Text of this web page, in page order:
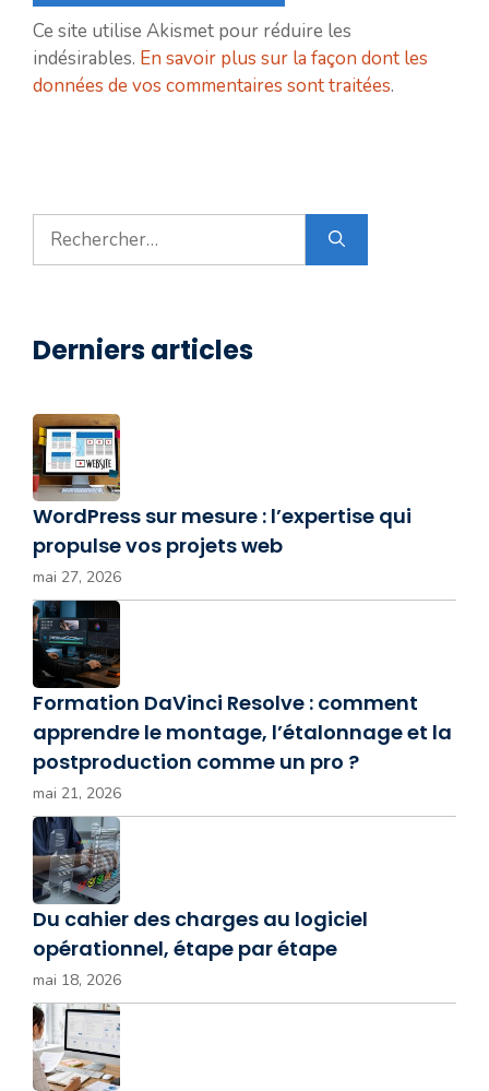
Ce site utilise Akismet pour réduire les
indésirables. En savoir plus sur la façon dont les
données de vos commentaires sont traitées.
Rechercher :
Derniers articles
WordPress sur mesure : l’expertise qui
propulse vos projets web
mai 27, 2026
Formation DaVinci Resolve : comment
apprendre le montage, l’étalonnage et la
postproduction comme un pro ?
mai 21, 2026
Du cahier des charges au logiciel
opérationnel, étape par étape
mai 18, 2026